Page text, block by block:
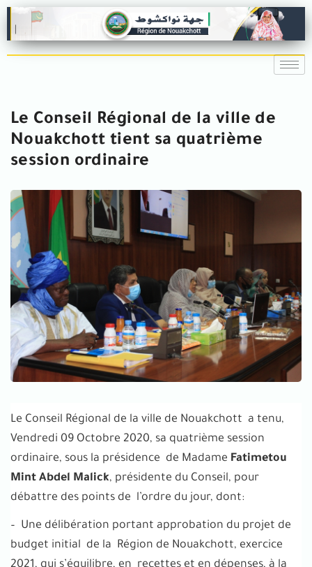
Le Conseil Régional de la ville de
Nouakchott tient sa quatrième
session ordinaire
Le Conseil Régional de la ville de Nouakchott a tenu,
Vendredi 09 Octobre 2020, sa quatrième session
ordinaire, sous la présidence de Madame Fatimetou
Mint Abdel Malick, présidente du Conseil, pour
débattre des points de l’ordre du jour, dont:
– Une délibération portant approbation du projet de
budget initial de la Région de Nouakchott, exercice